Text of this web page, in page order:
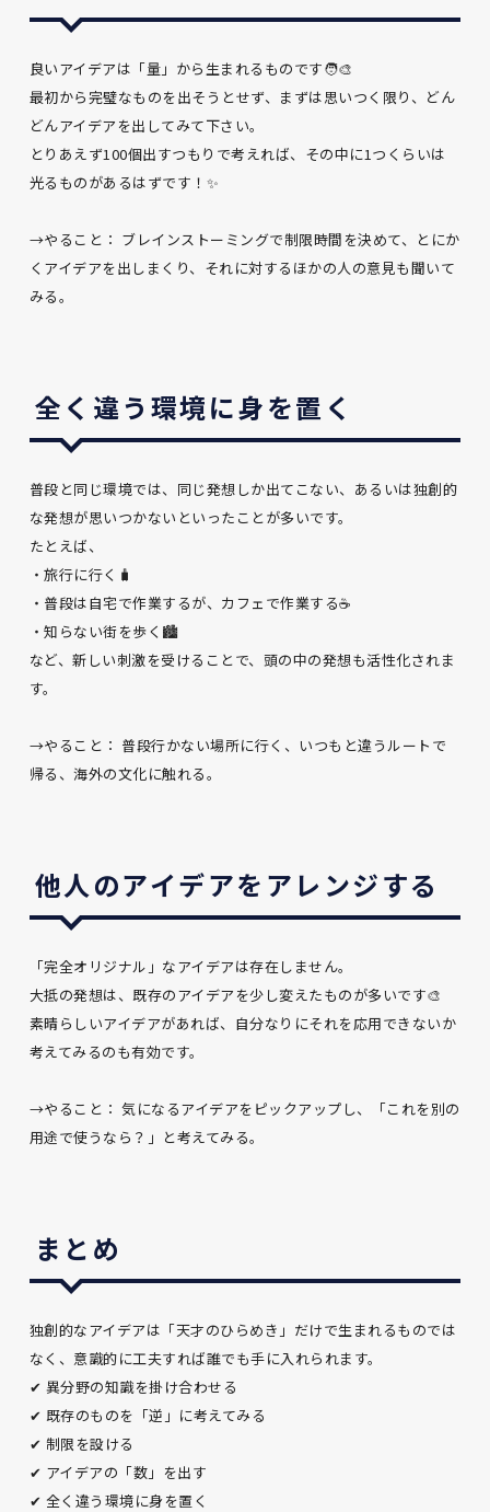
良いアイデアは「量」から生まれるものです🧑‍🎨
最初から完璧なものを出そうとせず、まずは思いつく限り、どん
どんアイデアを出してみて下さい。
とりあえず100個出すつもりで考えれば、その中に1つくらいは
光るものがあるはずです！✨
→やること： ブレインストーミングで制限時間を決めて、とにか
くアイデアを出しまくり、それに対するほかの人の意見も聞いて
みる。
全く違う環境に身を置く
普段と同じ環境では、同じ発想しか出てこない、あるいは独創的
な発想が思いつかないといったことが多いです。
たとえば、
・旅行に行く🧳
・普段は自宅で作業するが、カフェで作業する☕
・知らない街を歩く🏙️
など、新しい刺激を受けることで、頭の中の発想も活性化されま
す。
→やること： 普段行かない場所に行く、いつもと違うルートで
帰る、海外の文化に触れる。
他人のアイデアをアレンジする
「完全オリジナル」なアイデアは存在しません。
大抵の発想は、既存のアイデアを少し変えたものが多いです🎨
素晴らしいアイデアがあれば、自分なりにそれを応用できないか
考えてみるのも有効です。
→やること： 気になるアイデアをピックアップし、「これを別の
用途で使うなら？」と考えてみる。
まとめ
独創的なアイデアは「天才のひらめき」だけで生まれるものでは
なく、意識的に工夫すれば誰でも手に入れられます。
✔ 異分野の知識を掛け合わせる
✔ 既存のものを「逆」に考えてみる
✔ 制限を設ける
✔ アイデアの「数」を出す
✔ 全く違う環境に身を置く